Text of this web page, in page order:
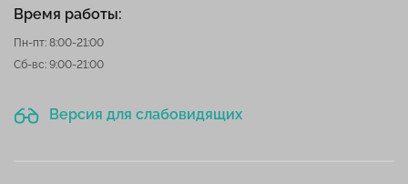
Время работы:
Пн-пт: 8:00-21:00
Сб-вс: 9:00-21:00
Версия для слабовидящих